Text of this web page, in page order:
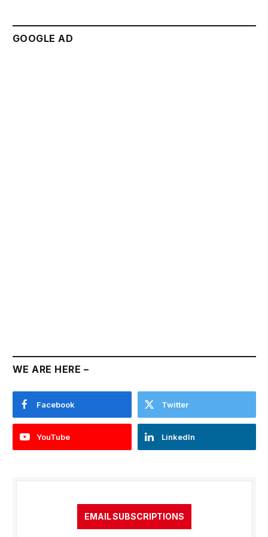
GOOGLE AD
WE ARE HERE –
Facebook Twitter
YouTube LinkedIn
EMAIL SUBSCRIPTIONS